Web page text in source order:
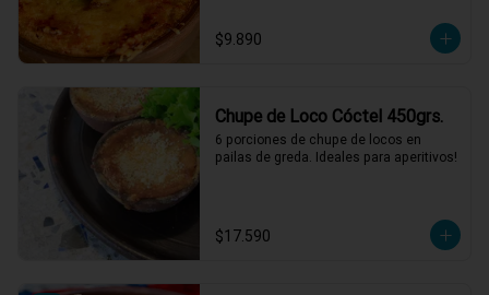
$9.890
Chupe de Loco Cóctel 450grs.
6 porciones de chupe de locos en
pailas de greda. Ideales para aperitivos!
$17.590